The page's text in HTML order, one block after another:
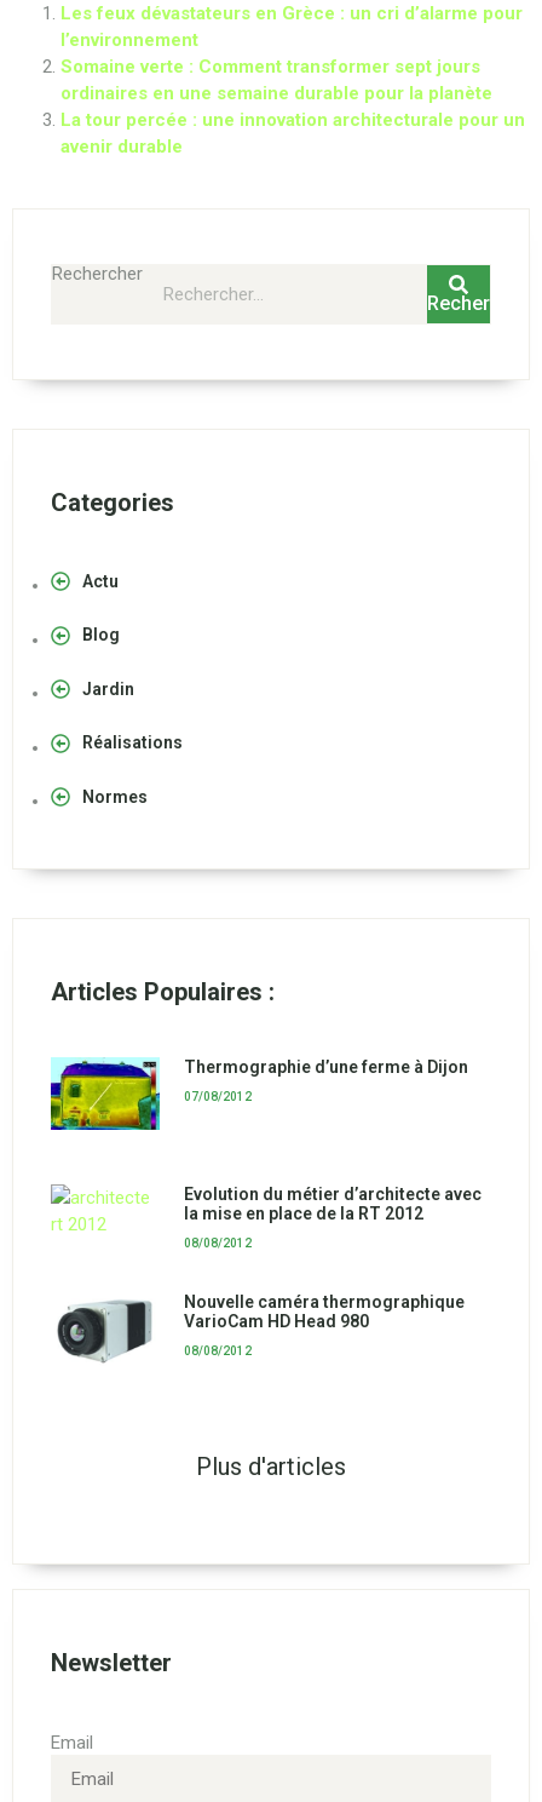
Les feux dévastateurs en Grèce : un cri d’alarme pour
l’environnement
Somaine verte : Comment transformer sept jours
ordinaires en une semaine durable pour la planète
La tour percée : une innovation architecturale pour un
avenir durable
Rechercher
Rechercher
Categories
Actu
Blog
Jardin
Réalisations
Normes
Articles Populaires :
Thermographie d’une ferme à Dijon
07/08/2012
Evolution du métier d’architecte avec
la mise en place de la RT 2012
08/08/2012
Nouvelle caméra thermographique
VarioCam HD Head 980
08/08/2012
Plus d'articles
Newsletter
Email